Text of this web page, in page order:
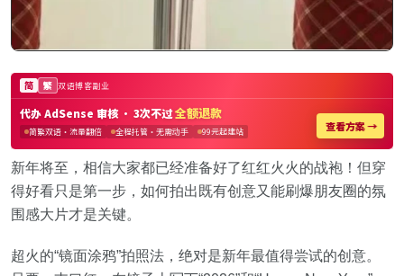
新年将至，相信大家都已经准备好了红红火火的战袍！但穿
得好看只是第一步，如何拍出既有创意又能刷爆朋友圈的氛
围感大片才是关键。
超火的“镜面涂鸦”拍照法，绝对是新年最值得尝试的创意。